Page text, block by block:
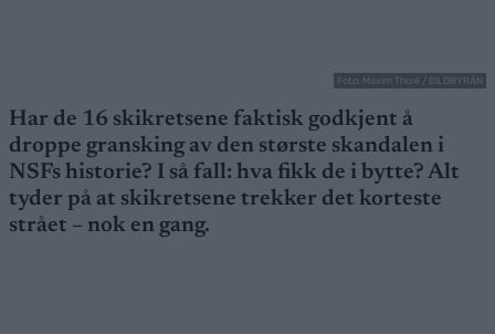
Foto: Maxim Thoré / BILDBYRÅN
Har de 16 skikretsene faktisk godkjent å
droppe gransking av den største skandalen i
NSFs historie? I så fall: hva fikk de i bytte? Alt
tyder på at skikretsene trekker det korteste
strået – nok en gang.